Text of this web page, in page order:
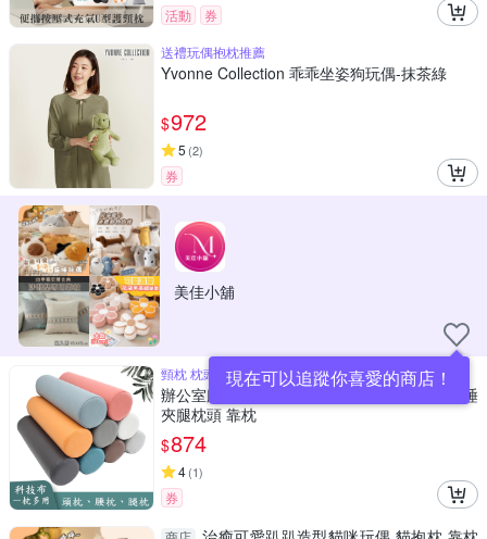
活動
券
送禮玩偶抱枕推薦
Yvonne Collection 乖乖坐姿狗玩偶-抹茶綠
$972
5 (2)
券
美佳小舖
現在可以追蹤你喜愛的商店！
頸枕 枕頭 靠枕 圓柱枕 長條抱枕
辦公室腰靠枕 圓柱長條抱枕 沙發頭枕 女生側睡
夾腿枕頭 靠枕
$874
4(1)
券